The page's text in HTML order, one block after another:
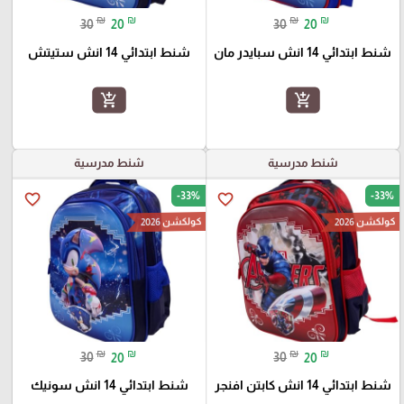
30 ₪ 20 ₪
شنط ابتدائي 14 انش سبايدر مان
add_shopping_cart
30 ₪ 20 ₪
شنط ابتدائي 14 انش ستيتش
add_shopping_cart
شنط مدرسية
favorite_border -33%
كولكشن 2026
30 ₪ 20 ₪
شنط ابتدائي 14 انش كابتن افنجر
شنط مدرسية
favorite_border -33%
كولكشن 2026
30 ₪ 20 ₪
شنط ابتدائي 14 انش سونيك